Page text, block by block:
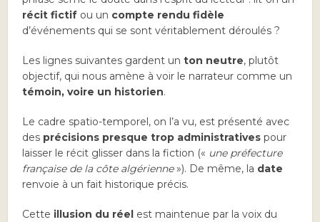
récit fictif ou un compte rendu fidèle
d’événements qui se sont véritablement déroulés ?
Les lignes suivantes gardent unton neutre, plutôt
objectif, qui nous amène à voir le narrateur comme un
témoin, voire un historien.
Le cadre spatio-temporel, on l’a vu, est présenté avec
des précisions presque trop administratives pour
laisser le récit glisser dans la fiction (« une préfecture
française de la côte algérienne»). De même, la date
renvoie à un fait historique précis.
Cette illusion du réel est maintenue par la voix du